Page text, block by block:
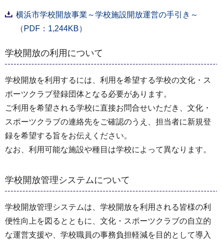
横浜市学校開放事業～学校施設開放運営の手引き～
（PDF：1,244KB）
学校開放の利用について
学校開放を利用するには、利用を希望する学校の文化・ス
ポーツクラブ登録団体となる必要があります。
ご利用を希望される学校に直接お問合せいただき、文化・
スポーツクラブの連絡先をご確認のうえ、担当者に新規登
録を希望する旨をお伝えください。
なお、利用可能な施設や種目は学校によって異なります。
学校開放管理システムについて
学校開放管理システムは、学校開放を利用される皆様の利
便性向上を図るとともに、文化・スポーツクラブの自立的
な運営支援や、学校職員の事務負担軽減を目的として導入